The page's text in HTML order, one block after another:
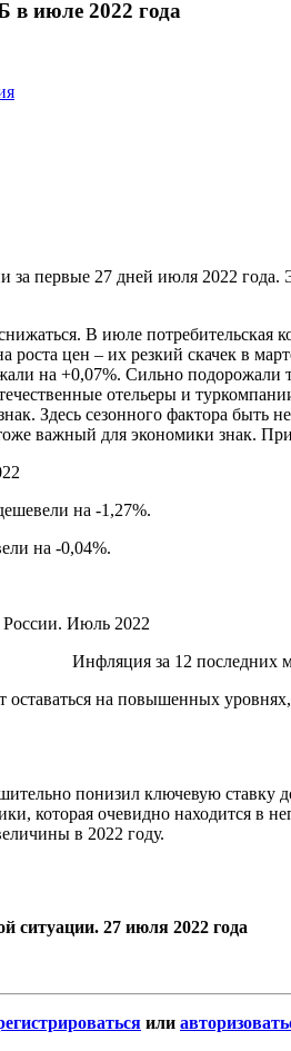
в июле 2022 года
первые 27 дней июля 2022 года.
В июле потребительская
роста цен – их резкий скачек в
на +0,07%. Сильно подорожали
отельеры и
Здесь сезонного фактора быть
важный для экономики знак.
на -1,27%.
на -0,04%.
Инфляция за 12 последних
оставаться на повышенных
понизил ключевую ставку
которая очевидно находится в
в 2022 году.
ситуации. 27 июля 2022 года
или